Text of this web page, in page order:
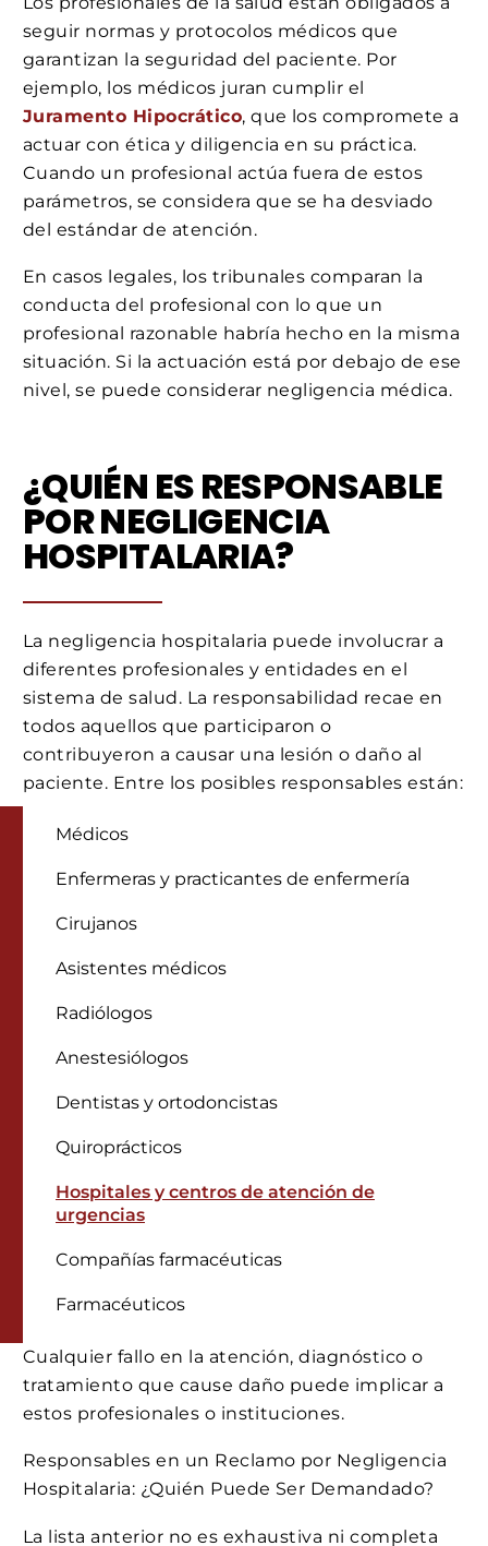
seguir normas y protocolos médicos que
garantizan la seguridad del paciente. Por
ejemplo, los médicos juran cumplir el
Juramento Hipocrático, que los compromete a
actuar con ética y diligencia en su práctica.
Cuando un profesional actúa fuera de estos
parámetros, se considera que se ha desviado
del estándar de atención.
En casos legales, los tribunales comparan la
conducta del profesional con lo que un
profesional razonable habría hecho en la misma
situación. Si la actuación está por debajo de ese
nivel, se puede considerar negligencia médica.
¿QUIÉN ES RESPONSABLE
POR NEGLIGENCIA
HOSPITALARIA?
La negligencia hospitalaria puede involucrar a
diferentes profesionales y entidades en el
sistema de salud. La responsabilidad recae en
todos aquellos que participaron o
contribuyeron a causar una lesión o daño al
paciente. Entre los posibles responsables están:
Médicos
Enfermeras y practicantes de enfermería
Cirujanos
Asistentes médicos
Radiólogos
Anestesiólogos
Dentistas y ortodoncistas
Quiroprácticos
Hospitales y centros de atención de
urgencias
Compañías farmacéuticas
Farmacéuticos
Cualquier fallo en la atención, diagnóstico o
tratamiento que cause daño puede implicar a
estos profesionales o instituciones.
Responsables en un Reclamo por Negligencia
Hospitalaria: ¿Quién Puede Ser Demandado?
La lista anterior no es exhaustiva ni completa